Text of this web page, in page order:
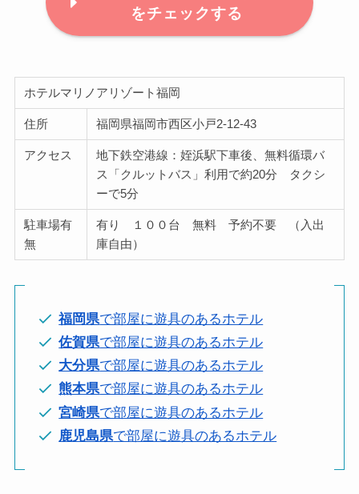
をチェックする
ホテルマリノアリゾート福岡
住所 福岡県福岡市西区小戸2-12-43
アクセス
地下鉄空港線：姪浜駅下車後、無料循環バ
ス「クルットバス」利用で約20分 タクシ
ーで5分
駐車場有
無
有り １００台 無料 予約不要 （入出
庫自由）
福岡県で部屋に遊具のあるホテル
佐賀県で部屋に遊具のあるホテル
大分県で部屋に遊具のあるホテル
熊本県で部屋に遊具のあるホテル
宮崎県で部屋に遊具のあるホテル
鹿児島県で部屋に遊具のあるホテル